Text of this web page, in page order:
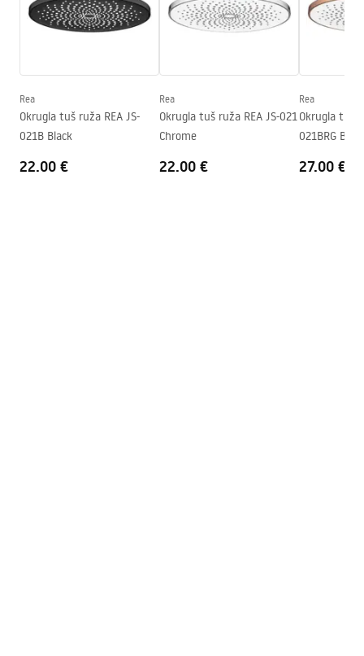
Dubina
245mm
Garantni uslovi
Rea
Okrugla tuš ruža REA JS-
021B Black
22.00 €
Rea
Okrugla tuš ruža REA JS-021
Chrome
22.00 €
Rea
Okrugla tuš
021BRG
27.00 €